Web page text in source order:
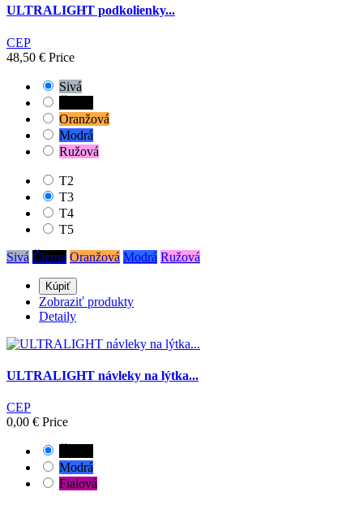
ULTRALIGHT podkolienky...
CEP
48,50 € Price
Sivá
Oranžová
Modrá
Ružová
T2
T3
T4
T5
Sivá Čierna Oranžová Modrá Ružová
Kúpiť
Zobraziť produkty
Detaily
ULTRALIGHT návleky na lýtka...
CEP
0,00 € Price
Modrá
Fialová